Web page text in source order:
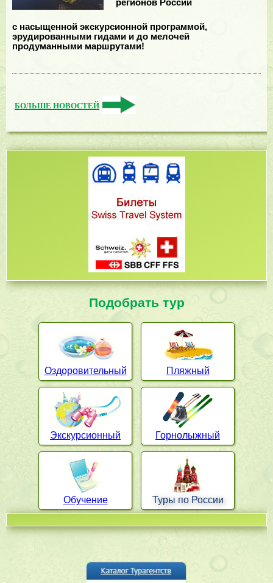
регионов России
с насыщенной экскурсионной программой,
эрудированными гидами и до мелочей
продуманными маршрутами!
БОЛЬШЕ НОВОСТЕЙ
Подобрать тур
Оздоровительный Пляжный
Экскурсионный Горнолыжный
Обучение Туры по России